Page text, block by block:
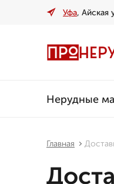
Уфа, Айская
Нерудные
Главная